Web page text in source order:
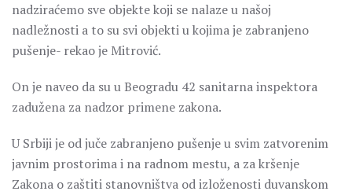
nadziraćemo sve objekte koji se nalaze u našoj
nadležnosti a to su svi objekti u kojima je zabranjeno
pušenje- rekao je Mitrović.
On je naveo da su u Beogradu 42 sanitarna inspektora
zadužena za nadzor primene zakona.
U Srbiji je od juče zabranjeno pušenje u svim zatvorenim
javnim prostorima i na radnom mestu, a za kršenje
Zakona o zaštiti stanovništva od izloženosti duvanskom